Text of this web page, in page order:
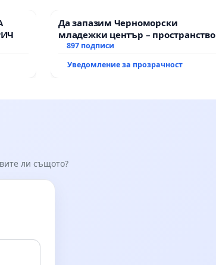
Да запазим Черноморски
младежки център – пространство
за младите на Варна
897 подписи
Уведомление за прозрачност
ли същото?